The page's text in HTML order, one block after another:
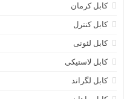
کابل کرمان
کابل کنترل
کابل لئونی
کابل لاستیکی
کابل لگراند